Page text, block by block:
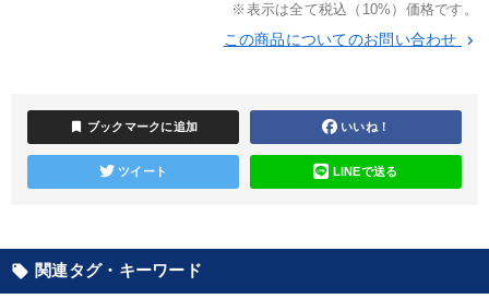
販売戦略 ブランディング
※「更新」を押すと「カテゴリー」「目的別」「キーワード」を更新いただけます。
local_offer タグから探す refresh 更新する
すべての音声・動画（全2077タイトル）からお探しいただけます
※表示は全て税込（10%）価格です。
この商品についてのお問い合わせ keyboard_arrow_right
bookmark ブックマークに追加 いいね！
ツイート LINEで送る
local_offer 関連タグ・キーワード